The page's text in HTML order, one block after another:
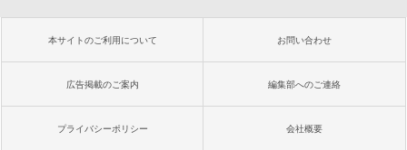
本サイトのご利用について お問い合わせ
広告掲載のご案内 編集部へのご連絡
プライバシーポリシー 会社概要